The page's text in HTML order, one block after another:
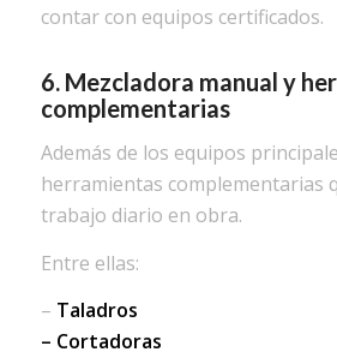
contar con equipos certificados.
6. Mezcladora manual y
complementarias
Además de los equipos
herramientas complementarias
trabajo diario en obra.
Entre ellas:
– Taladros
– Cortadoras